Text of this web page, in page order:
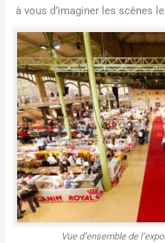
à vous d’imaginer les scènes
Vue d’ensemble de